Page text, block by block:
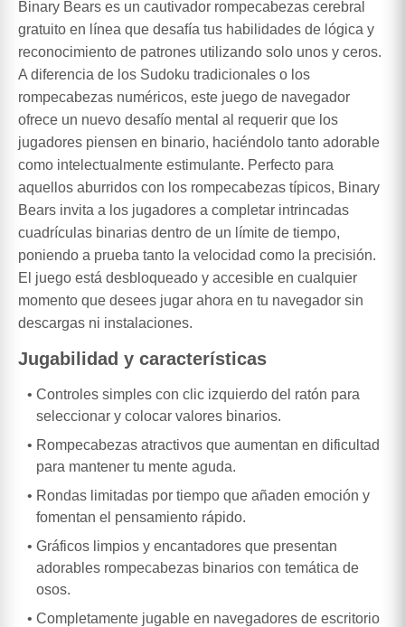
Binary Bears es un cautivador rompecabezas cerebral
gratuito en línea que desafía tus habilidades de lógica y
reconocimiento de patrones utilizando solo unos y ceros.
A diferencia de los Sudoku tradicionales o los
rompecabezas numéricos, este juego de navegador
ofrece un nuevo desafío mental al requerir que los
jugadores piensen en binario, haciéndolo tanto adorable
como intelectualmente estimulante. Perfecto para
aquellos aburridos con los rompecabezas típicos, Binary
Bears invita a los jugadores a completar intrincadas
cuadrículas binarias dentro de un límite de tiempo,
poniendo a prueba tanto la velocidad como la precisión.
El juego está desbloqueado y accesible en cualquier
momento que desees jugar ahora en tu navegador sin
descargas ni instalaciones.
Jugabilidad y características
Controles simples con clic izquierdo del ratón para
seleccionar y colocar valores binarios.
Rompecabezas atractivos que aumentan en dificultad
para mantener tu mente aguda.
Rondas limitadas por tiempo que añaden emoción y
fomentan el pensamiento rápido.
Gráficos limpios y encantadores que presentan
adorables rompecabezas binarios con temática de
osos.
Completamente jugable en navegadores de escritorio